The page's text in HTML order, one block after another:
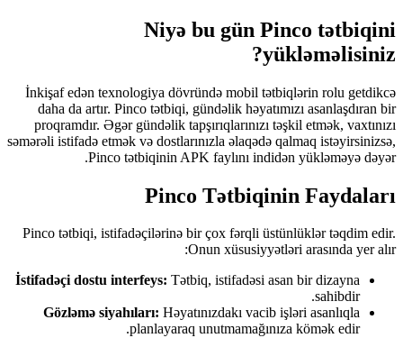
Niyə bu gün Pinco tətbiqini
yükləməlisiniz?
İnkişaf edən texnologiya dövründə mobil tətbiqlərin rolu getdikcə
daha da artır. Pinco tətbiqi, gündəlik həyatımızı asanlaşdıran bir
proqramdır. Əgər gündəlik tapşırıqlarınızı təşkil etmək, vaxtınızı
səmərəli istifadə etmək və dostlarınızla əlaqədə qalmaq istəyirsinizsə,
Pinco tətbiqinin APK faylını indidən yükləməyə dəyər.
Pinco Tətbiqinin Faydaları
Pinco tətbiqi, istifadəçilərinə bir çox fərqli üstünlüklər təqdim edir.
Onun xüsusiyyətləri arasında yer alır:
İstifadəçi dostu interfeys: Tətbiq, istifadəsi asan bir dizayna
sahibdir.
Gözləmə siyahıları: Həyatınızdakı vacib işləri asanlıqla
planlayaraq unutmamağınıza kömək edir.